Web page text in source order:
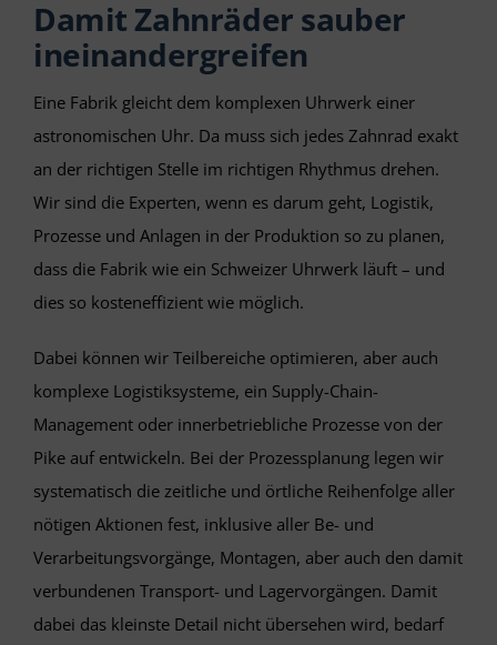
SEARCH
DEUTSCH
Damit Zahnräder sauber
ineinandergreifen
Eine Fabrik gleicht dem komplexen Uhrwerk einer
astronomischen Uhr. Da muss sich jedes Zahnrad exakt
an der richtigen Stelle im richtigen Rhythmus drehen.
Wir sind die Experten, wenn es darum geht, Logistik,
Prozesse und Anlagen in der Produktion so zu planen,
dass die Fabrik wie ein Schweizer Uhrwerk läuft – und
dies so kosteneffizient wie möglich.
Dabei können wir Teilbereiche optimieren, aber auch
komplexe Logistiksysteme, ein Supply-Chain-
Management oder innerbetriebliche Prozesse von der
Pike auf entwickeln. Bei der Prozessplanung legen wir
systematisch die zeitliche und örtliche Reihenfolge aller
nötigen Aktionen fest, inklusive aller Be- und
Verarbeitungsvorgänge, Montagen, aber auch den damit
verbundenen Transport- und Lagervorgängen. Damit
dabei das kleinste Detail nicht übersehen wird, bedarf